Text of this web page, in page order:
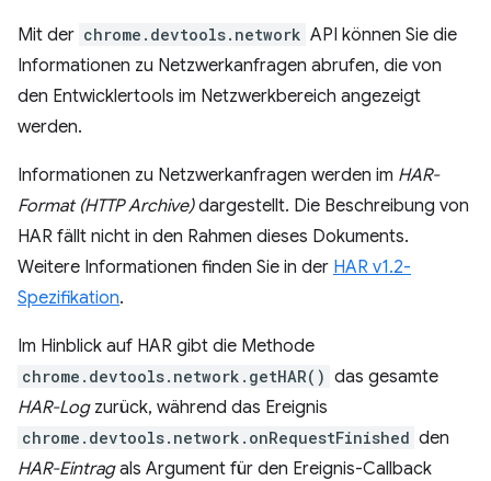
Mit der chrome.devtools.network API können Sie die
Informationen zu Netzwerkanfragen abrufen, die von
den Entwicklertools im Netzwerkbereich angezeigt
werden.
Informationen zu Netzwerkanfragen werden im HAR-
Format (HTTP Archive)dargestellt. Die Beschreibung von
HAR fällt nicht in den Rahmen dieses Dokuments.
Weitere Informationen finden Sie in der HAR v1.2-
Spezifikation.
Im Hinblick auf HAR gibt die Methode
chrome.devtools.network.getHAR() das gesamte
HAR-Logzurück, während das Ereignis
chrome.devtools.network.onRequestFinished den
HAR-Eintragals Argument für den Ereignis-Callback